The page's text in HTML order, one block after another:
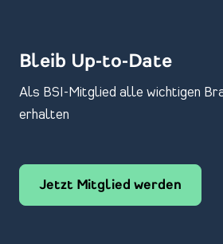
Bleib Up-to-Date
Als BSI-Mitglied alle wichtigen
erhalten
Jetzt Mitglied werden